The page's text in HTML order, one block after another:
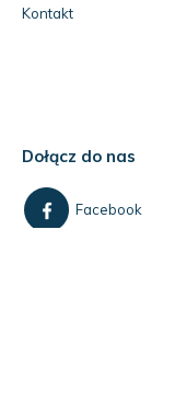
Kontakt
Dołącz do nas
Facebook